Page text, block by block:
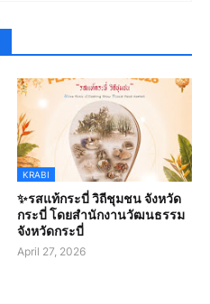
KRABI
✨รสแท้กระบี่ วิถีชุมชน จังหวัด
กระบี่ โดยสำนักงานวัฒนธรรม
จังหวัดกระบี่
April 27, 2026